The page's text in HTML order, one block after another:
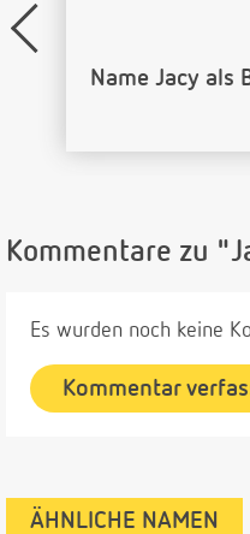
Name Jacy als
Kommentare zu
Es wurden noch keine
Kommentar
ÄHNLICHE NAMEN